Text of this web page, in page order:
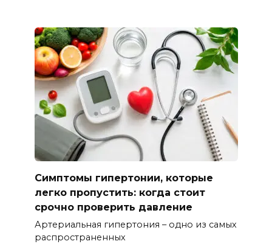
Симптомы гипертонии, которые
легко пропустить: когда стоит
срочно проверить давление
Артериальная гипертония – одно из самых
распространенных